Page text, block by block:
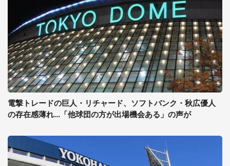
電撃トレードの巨人・リチャード、ソフトバンク・秋広優人
の存在感薄れ...「他球団の方が出場機会ある」の声が